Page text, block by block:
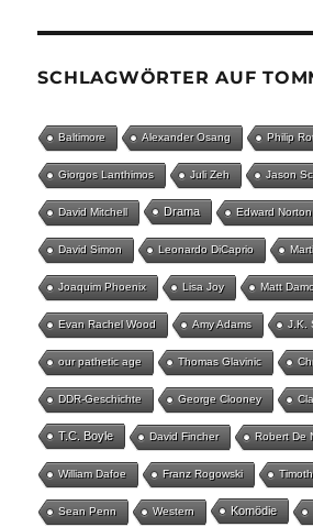
SCHLAGWÖRTER AUF
Baltimore Alexander Osang Philip
Giorgos Lanthimos Juli Zeh Jason
David Mitchell Drama Edward Norton
David Simon Leonardo DiCaprio
Joaquim Phoenix Lisa Joy Matt
Evan Rachel Wood Amy Adams J.K.
our pathetic age Thomas Glavinic
DDR-Geschichte George Clooney
T.C. Boyle David Fincher Robert De
William Dafoe Franz Rogowski
Sean Penn Western Komödie